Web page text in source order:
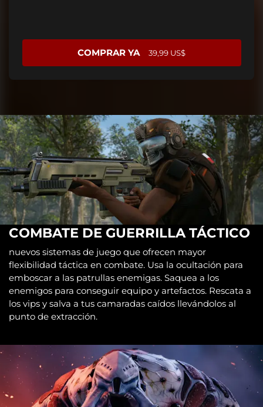
COMPRAR YA 39,99 US$
COMBATE DE GUERRILLA TÁCTICO
nuevos sistemas de juego que ofrecen mayor
flexibilidad táctica en combate. Usa la ocultación para
emboscar a las patrullas enemigas. Saquea a los
enemigos para conseguir equipo y artefactos. Rescata a
los vips y salva a tus camaradas caídos llevándolos al
punto de extracción.